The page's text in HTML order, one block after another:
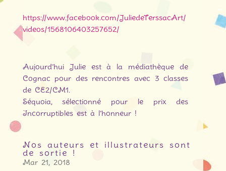
https://www.facebook.com/JuliedeTerssacArt/
videos/1568106403257652/
Aujourd’hui Julie est à la médiathèque de
Cognac pour des rencontres avec 3 classes
de CE2/CM1.
Séquoia, sélectionné pour le prix des
Incorruptibles est à l’honneur !
Nos auteurs et illustrateurs sont
de sortie !
Mar 21, 2018